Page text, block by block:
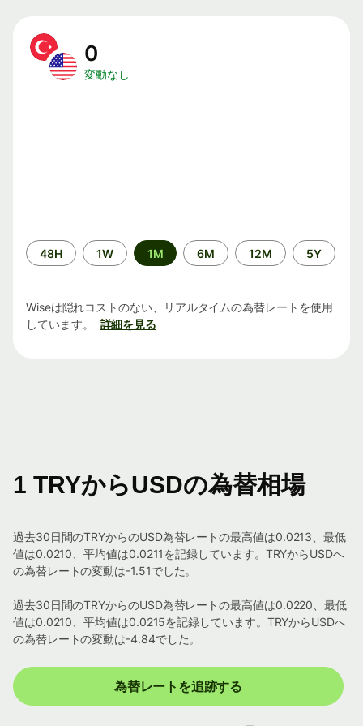
0
変動なし
期
間
48H 1W 1M 6M 12M 5Y
Wiseは隠れコストのない、リアルタイムの為替レートを使用
しています。
詳細を見る
1 TRYからUSDの為替相場
過去30日間のTRYからのUSD為替レートの最高値は0.0213、最低
値は0.0210、平均値は0.0211を記録しています。TRYからUSDへ
の為替レートの変動は-1.51でした。
過去30日間のTRYからのUSD為替レートの最高値は0.0220、最低
値は0.0210、平均値は0.0215を記録しています。TRYからUSDへ
の為替レートの変動は-4.84でした。
為替レートを追跡する